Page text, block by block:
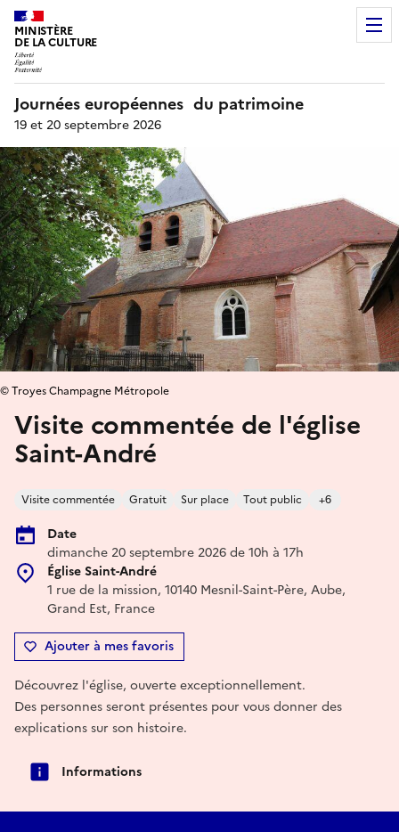
MINISTÈRE
DE LA CULTURE
Journées européennes du patrimoine
19 et 20 septembre 2026
Visite commentée de l'église
Saint-André
Visite commentée Gratuit Sur place Tout public +6
Date
dimanche 20 septembre 2026 de 10h à 17h
Église Saint-André
1 rue de la mission, 10140 Mesnil-Saint-Père, Aube,
Grand Est, France
Ajouter à mes favoris
© Troyes Champagne Métropole
Découvrez l'église, ouverte exceptionnellement.
Des personnes seront présentes pour vous donner des
explications sur son histoire.
Informations